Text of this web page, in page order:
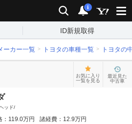
検索 通知
i
ID新規取得
ーカー一覧 トヨタの車種一覧 トヨタの
お気に入り
一覧を見る
最近見た
中古車
ッド/
119.0万円 諸経費： 12.9万円